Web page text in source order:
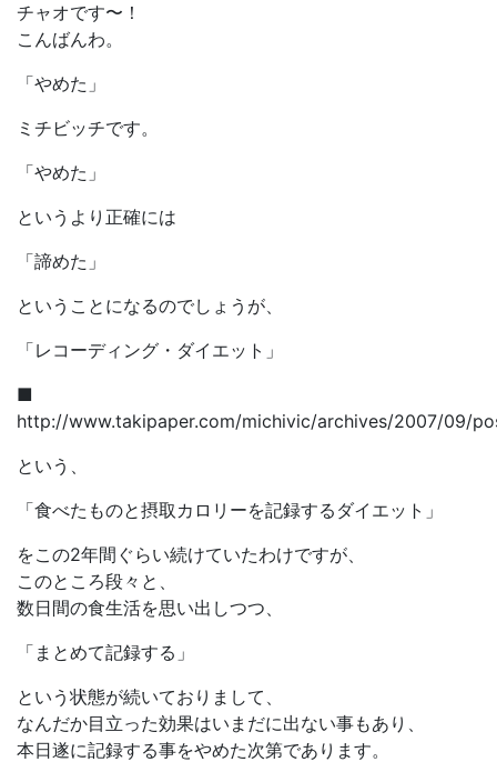
チャオです〜！
こんばんわ。
「やめた」
ミチビッチです。
「やめた」
というより正確には
「諦めた」
ということになるのでしょうが、
「レコーディング・ダイエット」
■
http://www.takipaper.com/michivic/archives/2007/09/
という、
「食べたものと摂取カロリーを記録するダイエット」
をこの2年間ぐらい続けていたわけですが、
このところ段々と、
数日間の食生活を思い出しつつ、
「まとめて記録する」
という状態が続いておりまして、
なんだか目立った効果はいまだに出ない事もあり、
本日遂に記録する事をやめた次第であります。